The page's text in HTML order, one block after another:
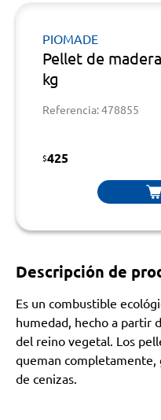
PIOMADE
Pellet de
kg
Referencia: 478855
$425
Descripción de
Es un combustible
humedad, hecho a partir
del reino vegetal. Los
queman
de cenizas.